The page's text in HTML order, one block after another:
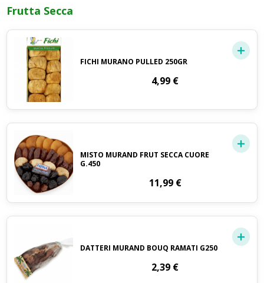
Frutta Secca
FICHI MURANO PULLED 250GR
4,99 €
MISTO MURAND FRUT SECCA CUORE
G.450
11,99 €
DATTERI MURAND BOUQ RAMATI G250
2,39 €